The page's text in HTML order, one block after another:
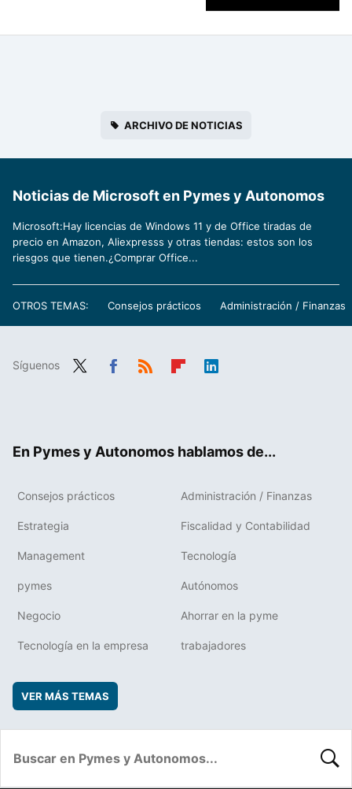
ARCHIVO DE NOTICIAS
Noticias de Microsoft en Pymes y Autonomos
Microsoft:Hay licencias de Windows 11 y de Office tiradas de
precio en Amazon, Aliexpresss y otras tiendas: estos son los
riesgos que tienen.¿Comprar Office...
OTROS TEMAS: Consejos prácticos Administración / Finanzas
Síguenos
En Pymes y Autonomos hablamos de...
Consejos prácticos Administración / Finanzas
Estrategia Fiscalidad y Contabilidad
Management Tecnología
pymes Autónomos
Negocio Ahorrar en la pyme
Tecnología en la empresa trabajadores
VER MÁS TEMAS